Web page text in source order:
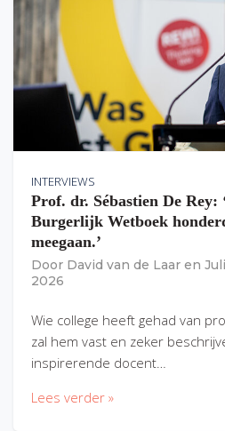
INTERVIEWS
Prof. dr. Sébastien De Rey:
Burgerlijk Wetboek
meegaan.’
Door David van de Laar en
2026
Wie college heeft gehad van
zal hem vast en zeker
inspirerende docent…
Lees verder »